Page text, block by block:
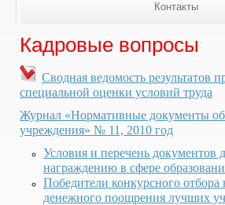
Контакты
Кадровые вопросы
Сводная ведомость результатов
специальной оценки условий труда
Журнал «Нормативные документы
учреждения» № 11, 2010 год
Условия и перечень документов
награждению в сфере
Победители конкурсного отбора
денежного поощрения лучших